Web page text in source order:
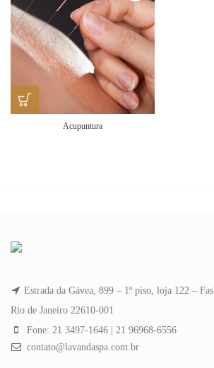
Acupuntura
Estrada da Gávea, 899 – 1º piso, loja 122 –
Rio de Janeiro 22610-001
Fone: 21 3497-1646 | 21 96968-6556
contato@lavandaspa.com.br